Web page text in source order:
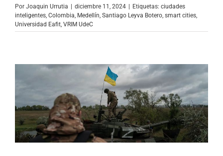
Por Joaquin Urrutia diciembre 11, 2024 Etiquetas: ciudades
inteligentes, Colombia, Medellín, Santiago Leyva Botero, smart cities,
Universidad Eafit, VRIM UdeC